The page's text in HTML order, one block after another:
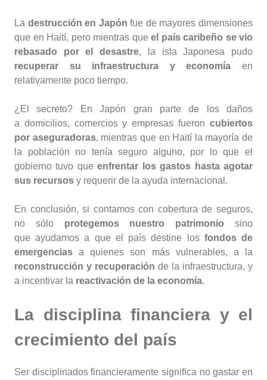
La destrucción en Japón fue de mayores dimensiones
que en Haití, pero mientras que el país caribeño se vio
rebasado por el desastre, la isla Japonesa pudo
recuperar su infraestructura y economía en
relativamente poco tiempo.
¿El secreto? En Japón gran parte de los daños
a domicilios, comercios y empresas fueron cubiertos
por aseguradoras, mientras que en Haití la mayoría de
la población no tenía seguro alguno, por lo que el
gobierno tuvo queenfrentar los gastos hasta agotar
sus recursos y requerir de la ayuda internacional.
En conclusión, si contamos con cobertura de seguros,
no sólo protegemos nuestro patrimonio sino
que ayudamos a que el país destine los fondos de
emergencias a quienes son más vulnerables, a la
reconstrucción y recuperación de la infraestructura, y
a incentivar la reactivación de la economía.
La disciplina financiera y el
crecimiento del país
Ser disciplinados financieramente significa no gastar en